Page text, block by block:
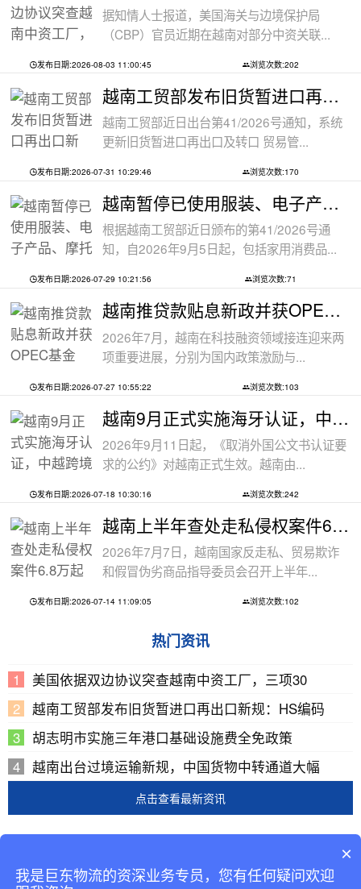
据知情人士报道，美国海关与边境保护局
（CBP）官员近期在越南对部分中资关联...
发布日期:2026-08-03 11:00:45 浏览次数:202
越南工贸部发布旧货暂进口再出口新规：
越南工贸部近日出台第41/2026号通知，系统
更新旧货暂进口再出口及转口 贸易管...
发布日期:2026-07-31 10:29:46 浏览次数:170
越南暂停已使用服装、电子产品、摩托车
根据越南工贸部近日颁布的第41/2026号通
知，自2026年9月5日起，包括家用消费品...
发布日期:2026-07-29 10:21:56 浏览次数:71
越南推贷款贴息新政并获OPEC基金5000万美
2026年7月，越南在科技融资领域接连迎来两
项重要进展，分别为国内政策激励与...
发布日期:2026-07-27 10:55:22 浏览次数:103
越南9月正式实施海牙认证，中越跨境文件
2026年9月11日起，《取消外国公文书认证要
求的公约》对越南正式生效。越南由...
发布日期:2026-07-18 10:30:16 浏览次数:242
越南上半年查处走私侵权案件6.8万起
2026年7月7日，越南国家反走私、贸易欺诈
和假冒伪劣商品指导委员会召开上半年...
发布日期:2026-07-14 11:09:05 浏览次数:102
热门资讯
美国依据双边协议突查越南中资工厂，三项30
越南工贸部发布旧货暂进口再出口新规：HS编码
胡志明市实施三年港口基础设施费全免政策
越南出台过境运输新规，中国货物中转通道大幅
点击查看最新资讯
版权所有
×
我是巨东物流的资深业务专员，您有任何疑问欢迎